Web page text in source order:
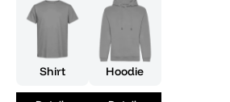
Shirt Hoodie